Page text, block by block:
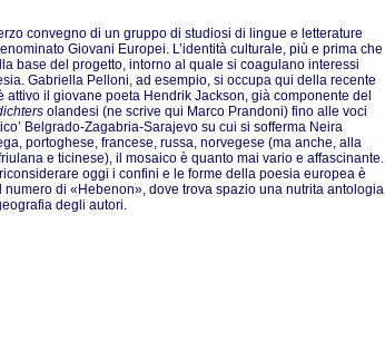
convegno di un gruppo di studiosi di lingue e letterature
Giovani Europei. L’identità culturale, più e prima che
base del progetto, intorno al quale si coagulano interessi
Gabriella Pelloni, ad esempio, si occupa qui della recente
il giovane poeta Hendrik Jackson, già componente del
olandesi (ne scrive qui Marco Prandoni) fino alle voci
Belgrado-Zagabria-Sarajevo su cui si sofferma Neira
portoghese, francese, russa, norvegese (ma anche, alla
e ticinese), il mosaico è quanto mai vario e affascinante.
oggi i confini e le forme della poesia europea è
di «Hebenon», dove trova spazio una nutrita antologia
degli autori.